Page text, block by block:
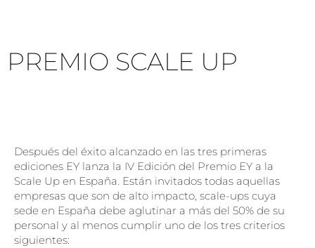
PREMIO SCALE UP
Después del éxito alcanzado en las tres primeras
ediciones EY lanza la IV Edición del Premio EY a la
Scale Up en España. Están invitados todas aquellas
empresas que son de alto impacto, scale-ups cuya
sede en España debe aglutinar a más del 50% de su
personal y al menos cumplir uno de los tres criterios
siguientes: